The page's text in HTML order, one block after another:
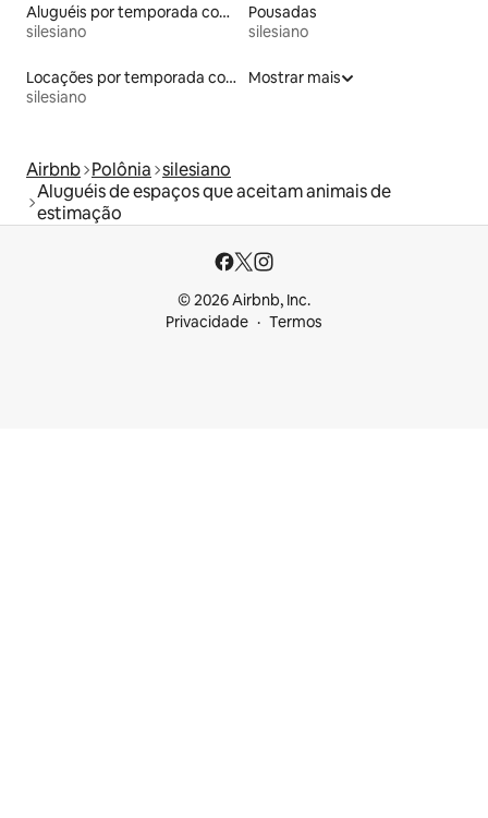
Aluguéis por temporada com acesso ao lago
silesiano
Pousadas
silesiano
Locações por temporada com piscina
silesiano
Mostrar mais
Airbnb Polônia silesiano
Aluguéis de espaços que aceitam animais de
estimação
© 2026 Airbnb, Inc.
Privacidade
Termos